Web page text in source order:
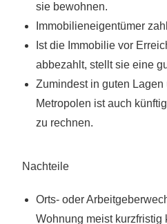
sie bewohnen.
Immobilieneigentümer
Ist die Immobilie vor
abbezahlt, stellt sie eine
Zumindest in guten Lagen
Metropolen ist auch
zu rechnen.
Nachteile
Orts- oder
Wohnung meist kurzfristig